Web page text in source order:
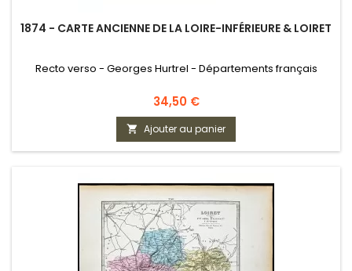
1874 - CARTE ANCIENNE DE LA LOIRE-INFÉRIEURE & LOIRET
Recto verso - Georges Hurtrel - Départements français
Prix
34,50 €
 Ajouter au panier